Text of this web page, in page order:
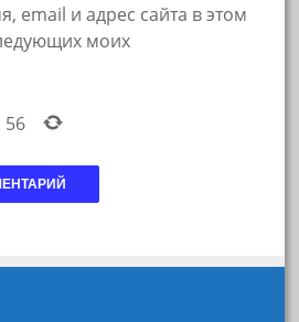
email и адрес сайта в этом
моих
56